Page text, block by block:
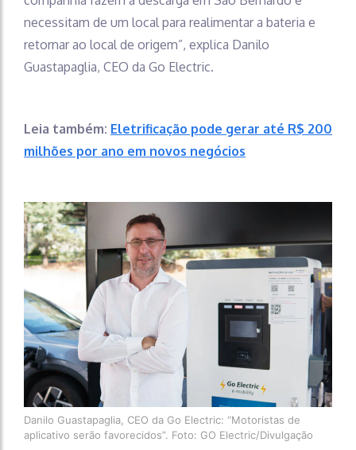
necessitam de um local para realimentar a bateria e
retornar ao local de origem”, explica Danilo
Guastapaglia, CEO da Go Electric.
Leia também: Eletrificação pode gerar até R$ 200
milhões por ano em novos negócios
Danilo Guastapaglia, CEO da Go Electric: “Motoristas de
aplicativo serão favorecidos”. Foto: GO Electric/Divulgação